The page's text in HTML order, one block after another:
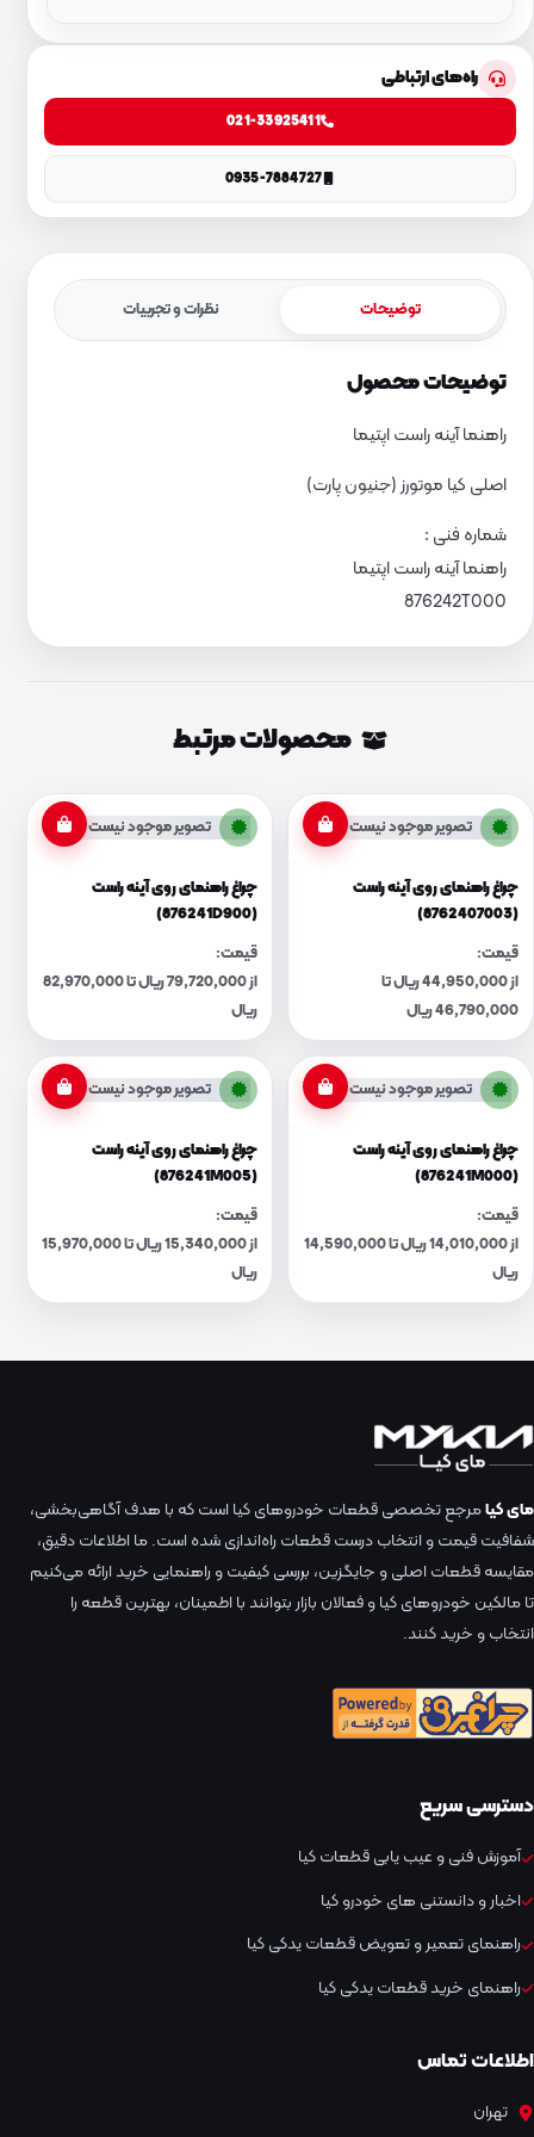
راه‌های ارتباطی
021-33925411
0935-7884727
توضیحات نظرات و تجربیات
توضیحات محصول
راهنما آینه راست اپتیما
اصلی کیا موتورز (جنیون پارت)
شماره فنی :
راهنما آینه راست اپتیما
876242T000
محصولات مرتبط
تصویر موجود نیست
چراغ راهنمای روی آینه راست
(8762407003)
قیمت:
از 44,950,000 ریال تا
46,790,000 ریال
تصویر موجود نیست
چراغ راهنمای روی آینه راست
(876241D900)
قیمت:
از 79,720,000 ریال تا 82,970,000
ریال
تصویر موجود نیست
چراغ راهنمای روی آینه راست
(876241M000)
قیمت:
از 14,010,000 ریال تا 14,590,000
ریال
تصویر موجود نیست
چراغ راهنمای روی آینه راست
(876241M005)
قیمت:
از 15,340,000 ریال تا 15,970,000
ریال
مای کیامرجع تخصصی قطعات خودروهای کیا است که با هدف آگاهی‌بخشی،
شفافیت قیمت و انتخاب درست قطعات راه‌اندازی شده است. ما اطلاعات دقیق،
مقایسه قطعات اصلی و جایگزین، بررسی کیفیت و راهنمایی خرید ارائه می‌کنیم
تا مالکین خودروهای کیا و فعالان بازار بتوانند با اطمینان، بهترین قطعه را
انتخاب و خرید کنند.
دسترسی سریع
آموزش فنی و عیب یابی قطعات کیا
اخبار و دانستنی های خودرو کیا
راهنمای تعمیر و تعویض قطعات یدکی کیا
راهنمای خرید قطعات یدکی کیا
اطلاعات تماس
تهران